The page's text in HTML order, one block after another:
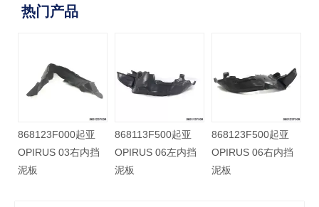
热门产品
86812H2500起亚
NEW K2 17右前挡
泥板
868123F000起亚
OPIRUS 03右内挡
泥板
868113F500起亚
OPIRUS 06左内挡
泥板